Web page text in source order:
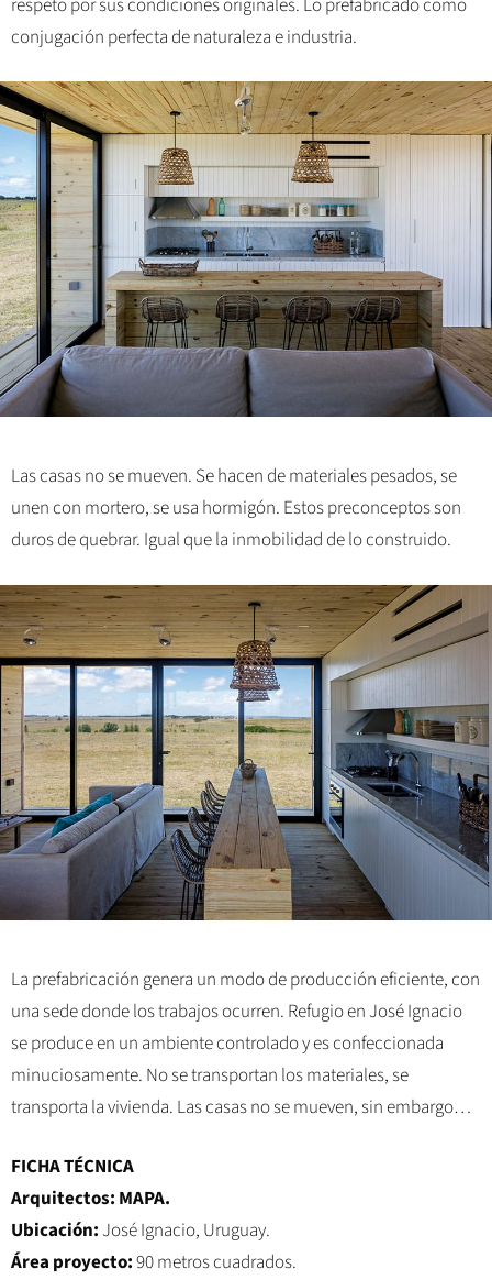
respeto por sus condiciones originales. Lo prefabricado como
conjugación perfecta de naturaleza e industria.
Las casas no se mueven. Se hacen de materiales pesados, se
unen con mortero, se usa hormigón. Estos preconceptos son
duros de quebrar. Igual que la inmobilidad de lo construido.
La prefabricación genera un modo de producción eficiente, con
una sede donde los trabajos ocurren. Refugio en José Ignacio
se produce en un ambiente controlado y es confeccionada
minuciosamente. No se transportan los materiales, se
transporta la vivienda. Las casas no se mueven, sin embargo…
FICHA TÉCNICA
Arquitectos: MAPA.
Ubicación: José Ignacio, Uruguay.
Área proyecto:90 metros cuadrados.